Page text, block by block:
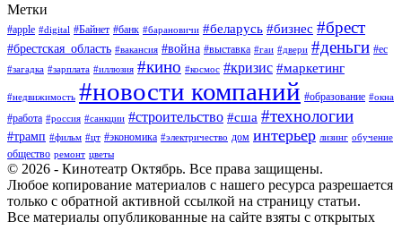
Метки
#apple #digital #Байнет #банк #барановичи #беларусь #бизнес #брест
#брестская_область #вакансия #война #выставка #гаи #двери #деньги #ес
#загадка #зарплата #иллюзия #кино #космос #кризис #маркетинг
#недвижимость #новости компаний #образование #окна
#работа #россия #санкции #строительство #сша #технологии
#трамп #фильм #цт #экономика #электричество дом интерьер лизинг обучение
общество ремонт цветы
© 2026 - Кинотеатр Октябрь. Все права защищены.
Любое копирование материалов с нашего ресурса разрешается
только с обратной активной ссылкой на страницу статьи.
Все материалы опубликованные на сайте взяты с открытых